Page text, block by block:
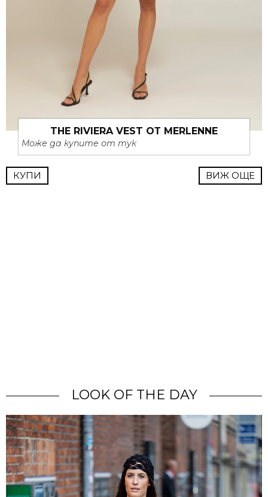
THE RIVIERA VEST ОТ MERLENNE
Може да купите от тук
КУПИ ВИЖ ОЩЕ
LOOK OF THE DAY